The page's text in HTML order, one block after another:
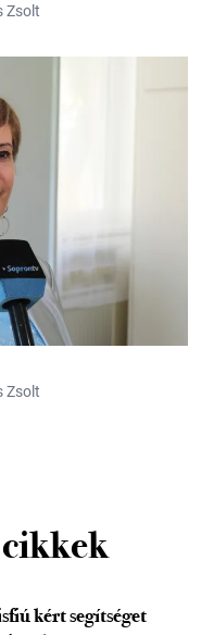
Zsolt
Zsolt
kért segítséget